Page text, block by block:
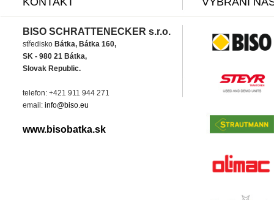
BISO SCHRATTENECKER s.r.o.
středisko Bátka, Bátka 160,
SK - 980 21 Bátka,
Slovak Republic.
telefon: +421 911 944 271
email: info@biso.eu
www.bisobatka.sk